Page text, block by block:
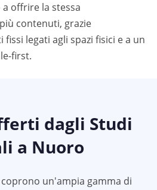
offrire la stessa
contenuti, grazie
legati agli spazi fisici e a un
first.
dagli Studi
a Nuoro
coprono un'ampia gamma di